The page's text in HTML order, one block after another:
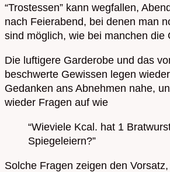
“Trostessen” kann wegfallen,
nach Feierabend, bei denen man
sind möglich, wie bei manchen die
Die luftigere Garderobe und das
beschwerte Gewissen legen
Gedanken ans Abnehmen nahe,
wieder Fragen auf wie
“Wieviele Kcal. hat 1
Spiegeleiern?”
Solche Fragen zeigen den